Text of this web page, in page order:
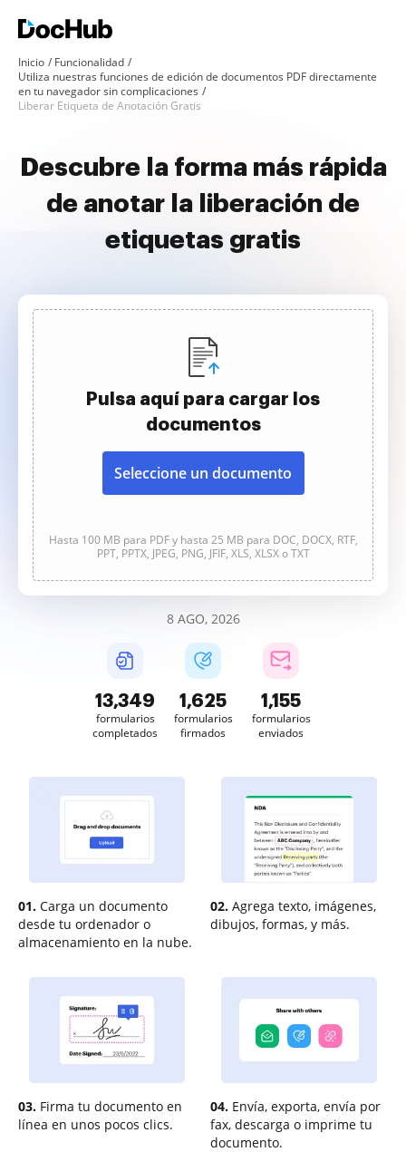
Inicio
Funcionalidad
Utiliza nuestras funciones de edición de documentos PDF directamente
en tu navegador sin complicaciones
Liberar Etiqueta de Anotación Gratis
Descubre la forma más rápida
de anotar la liberación de
etiquetas gratis
Pulsa aquí para cargar los
documentos
Seleccione un documento
Hasta 100 MB para PDF y hasta 25 MB para DOC, DOCX, RTF,
PPT, PPTX, JPEG, PNG, JFIF, XLS, XLSX o TXT
8 AGO, 2026
13,349
formularios
completados
1,625
formularios
firmados
1,155
formularios
enviados
01. Carga un documento
desde tu ordenador o
almacenamiento en la nube.
02. Agrega texto, imágenes,
dibujos, formas, y más.
03. Firma tu documento en
línea en unos pocos clics.
04. Envía, exporta, envía por
fax, descarga o imprime tu
documento.